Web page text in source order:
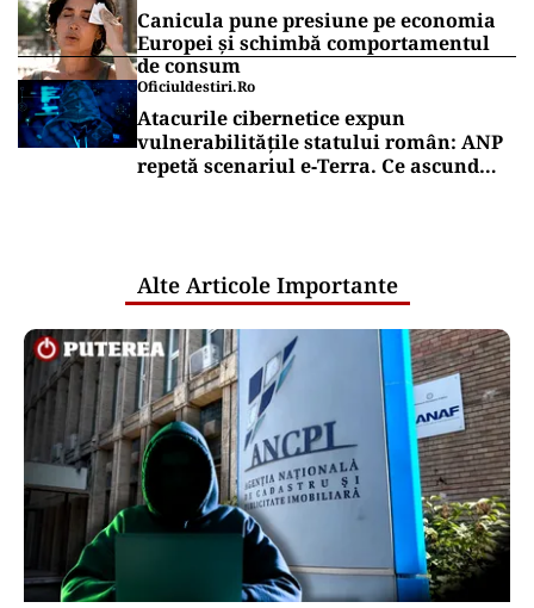
Canicula pune presiune pe economia
Europei și schimbă comportamentul
de consum
Oficiuldestiri.ro
Atacurile cibernetice expun
vulnerabilitățile statului român: ANP
repetă scenariul e‑Terra. Ce ascund
Alte Articole Importante